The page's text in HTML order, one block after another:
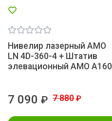
Нивелир лазерный AMO
LN 4D-360-4 + Штатив
элевационный AMO A160
7 090 ₽ 7 880 ₽